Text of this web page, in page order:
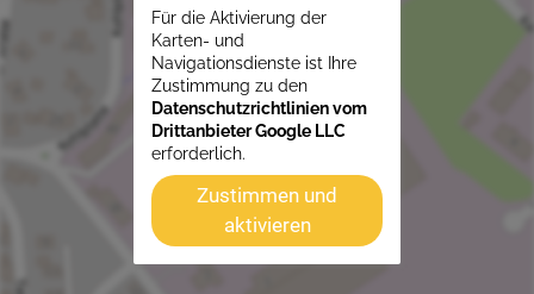
Für die Aktivierung der
Karten- und
Navigationsdienste ist Ihre
Zustimmung zu den
Datenschutzrichtlinien vom
Drittanbieter Google LLC
erforderlich.
Zustimmen und
aktivieren